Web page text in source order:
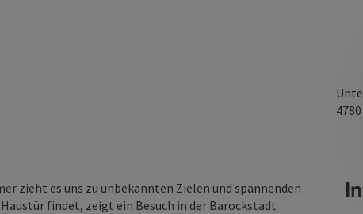
4780
zieht es uns zu unbekannten Zielen und spannenden
findet, zeigt ein Besuch in der Barockstadt